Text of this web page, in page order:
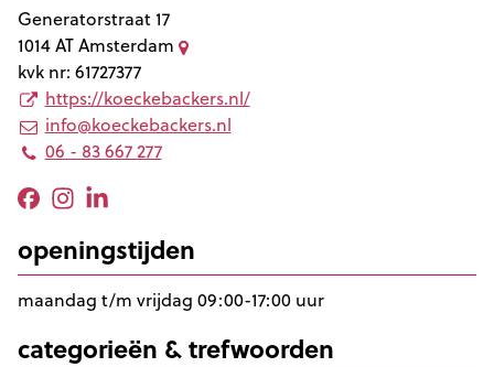
Generatorstraat 17
1014 ATAmsterdam
kvk nr: 61727377
https://koeckebackers.nl/
info@koeckebackers.nl
06 - 83 667 277
openingstijden
maandag t/m vrijdag 09:00-17:00 uur
categorieën & trefwoorden